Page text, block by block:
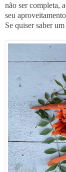
não ser completa,
seu
Se quiser saber